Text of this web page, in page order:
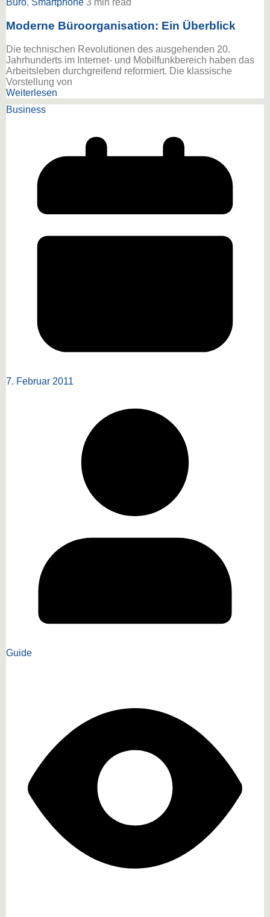
Büro, Smartphone 3 min read
Moderne Büroorganisation: Ein Überblick
Die technischen Revolutionen des ausgehenden 20.
Jahrhunderts im Internet- und Mobilfunkbereich haben das
Arbeitsleben durchgreifend reformiert. Die klassische
Vorstellung von
Weiterlesen
Business
7. Februar 2011
Guide